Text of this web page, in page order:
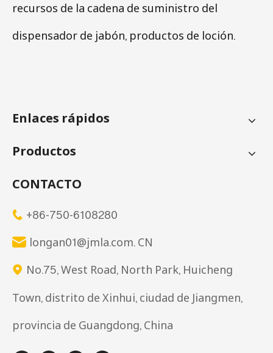
recursos de la cadena de suministro del
dispensador de jabón, productos de loción.
Enlaces rápidos
Productos
CONTACTO
 +86-750-6108280
 longan01@jmla.com. CN
 No.75, West Road, North Park, Huicheng
Town, distrito de Xinhui, ciudad de Jiangmen,
provincia de Guangdong, China